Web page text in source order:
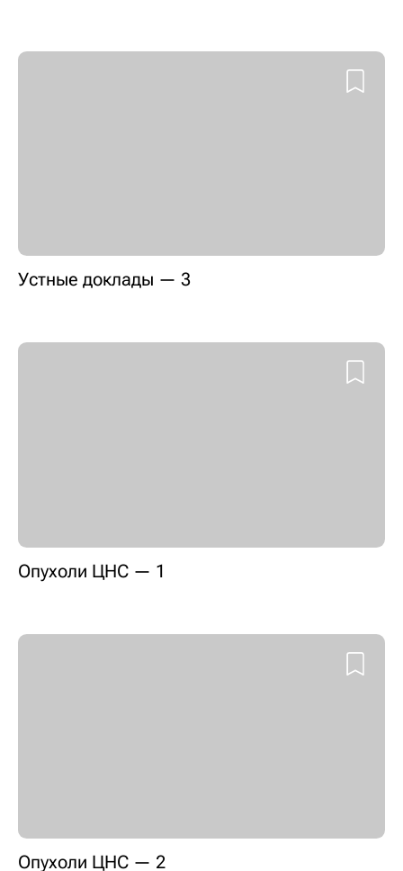
Устные доклады — 3
Опухоли ЦНС — 1
Опухоли ЦНС — 2